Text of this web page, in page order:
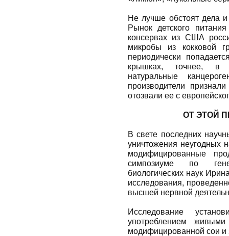
Не лучше обстоят дела
Рынок детского
консервах из США
микробы из кокковой
периодически
крышках, точнее, в
натуральные
производители
отозвали ее с
ОТ ЭТОЙ
В свете последних
уничтожения неугодных
модифицированные
cимпозиуме по
биологических наук
исследования,
высшей нервной
Исследование
употреблением
модифицированной сои и